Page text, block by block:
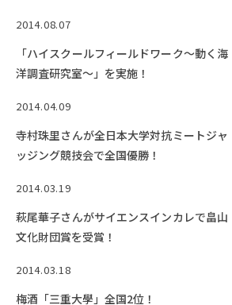
2014.08.07
「ハイスクールフィールドワーク～動く海
洋調査研究室～」を実施！
2014.04.09
寺村珠里さんが全日本大学対抗ミートジャ
ッジング競技会で全国優勝！
2014.03.19
萩尾華子さんがサイエンスインカレで畠山
文化財団賞を受賞！
2014.03.18
梅酒「三重大學」全国2位！